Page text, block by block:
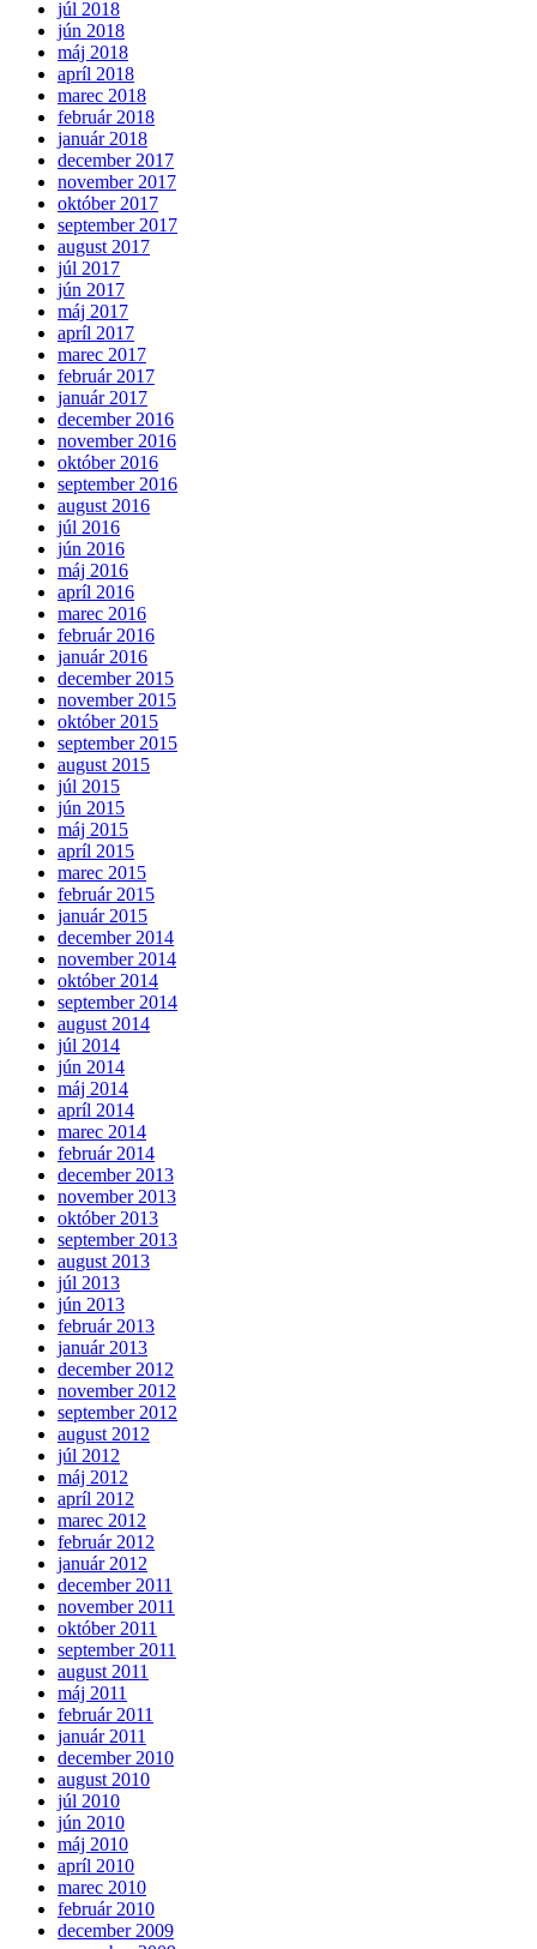
júl 2018
jún 2018
máj 2018
apríl 2018
marec 2018
február 2018
január 2018
december 2017
november 2017
október 2017
september 2017
august 2017
júl 2017
jún 2017
máj 2017
apríl 2017
marec 2017
február 2017
január 2017
december 2016
november 2016
október 2016
september 2016
august 2016
júl 2016
jún 2016
máj 2016
apríl 2016
marec 2016
február 2016
január 2016
december 2015
november 2015
október 2015
september 2015
august 2015
júl 2015
jún 2015
máj 2015
apríl 2015
marec 2015
február 2015
január 2015
december 2014
november 2014
október 2014
september 2014
august 2014
júl 2014
jún 2014
máj 2014
apríl 2014
marec 2014
február 2014
december 2013
november 2013
október 2013
september 2013
august 2013
júl 2013
jún 2013
február 2013
január 2013
december 2012
november 2012
september 2012
august 2012
júl 2012
máj 2012
apríl 2012
marec 2012
február 2012
január 2012
december 2011
november 2011
október 2011
september 2011
august 2011
máj 2011
február 2011
január 2011
december 2010
august 2010
júl 2010
jún 2010
máj 2010
apríl 2010
marec 2010
február 2010
december 2009